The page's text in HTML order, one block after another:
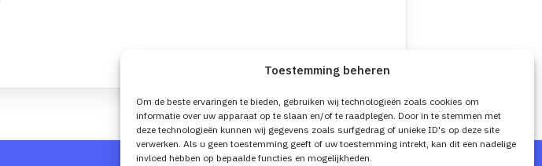
Toestemming beheren
Om de beste ervaringen te bieden, gebruiken wij technologieën zoals cookies om
informatie over uw apparaat op te slaan en/of te raadplegen. Door in te stemmen met
deze technologieën kunnen wij gegevens zoals surfgedrag of unieke ID's op deze site
verwerken. Als u geen toestemming geeft of uw toestemming intrekt, kan dit een nadelige
invloed hebben op bepaalde functies en mogelijkheden.